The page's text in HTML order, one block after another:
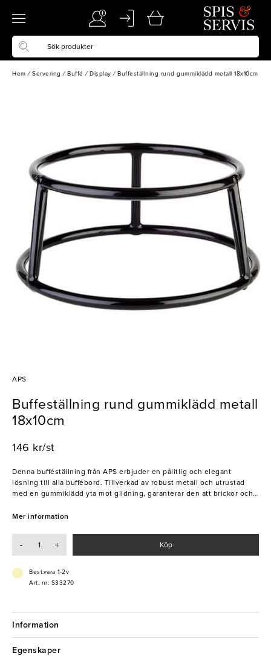
Hem / Servering / Buffé / Display / Buffeställning rund gummiklädd metall 18x10cm
APS
Buffeställning rund gummiklädd metall
18x10cm
146 kr/st
Denna bufféställning från APS erbjuder en pålitlig och elegant
lösning till alla buffébord. Tillverkad av robust metall och utrustad
med en gummiklädd yta mot glidning, garanterar den att brickor och
kombineras med APS andra ställningar i olika höjder för att skapa
bufféarrangemang!
- Tillverkad av metall
- Gummiklädd
Mer information
- + Köp
Best.vara 1-2v
Art. nr: S33270
Information
Egenskaper